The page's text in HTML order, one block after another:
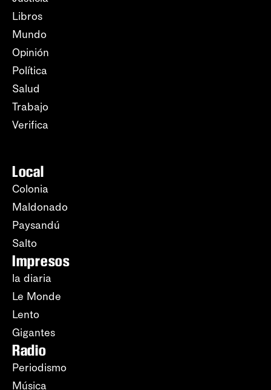
Libros
Mundo
Opinión
Política
Salud
Trabajo
Verifica
Local
Colonia
Maldonado
Paysandú
Salto
Impresos
la diaria
Le Monde
Lento
Gigantes
Radio
Periodismo
Música